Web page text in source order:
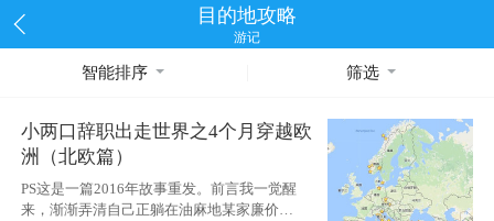
目的地攻略
游记
智能排序 筛选
小两口辞职出走世界之4个月穿越欧
洲（北欧篇）
PS这是一篇2016年故事重发。前言我一觉醒
来，渐渐弄清自己正躺在油麻地某家廉价宾